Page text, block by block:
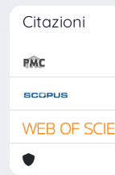
Citazioni